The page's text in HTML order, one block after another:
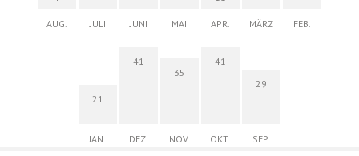
AUG. JULI JUNI MAI APR. MÄRZ FEB.
21
JAN.
41
DEZ.
35
NOV.
41
OKT.
29
SEP.